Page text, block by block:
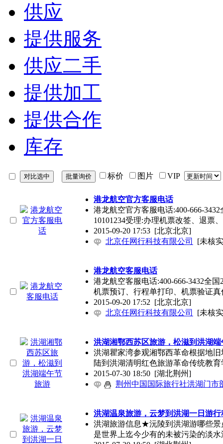
供应
提供服务
供应二手
提供加工
提供合作
库存
标价 图片 VIP
港龙航空官方客服电话
港龙航空官方客服电话:400-666-
10101234受理:办理机票改签、退票
2015-09-20 17:53 [北京北京]
北京任网行科技有限公司
[未核
港龙航空客服电话
港龙航空客服电话:400-666-3432全
机票预订、行程单打印、机票验证真
2015-09-20 17:52 [北京北京]
北京任网行科技有限公司
[未核
洪湖湘鄂西苏区旅游，松滋到洪湖端
洪湖瞿家湾参观湘鄂西革命根据地
陆到洪湖清明红色旅游革命传统教育
2015-07-30 18:50 [湖北荆州]
荆州中国国际旅行社洪湖门市
洪湖温泉旅游，云梦到洪湖一日游行
洪湖旅游信息★沅陵到洪湖游哪些
是世界上迄今少有的未被污染的淡水